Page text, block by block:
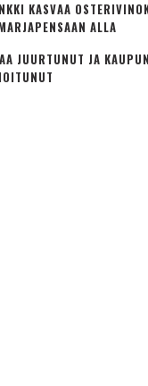
KASVAA
ALLA
JUURTUNUT JA